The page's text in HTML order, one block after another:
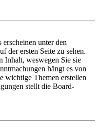
unter den
der ersten Seite zu sehen.
Inhalt, weswegen Sie sie
hängt es von
wichtige Themen erstellen
stellt die Board-